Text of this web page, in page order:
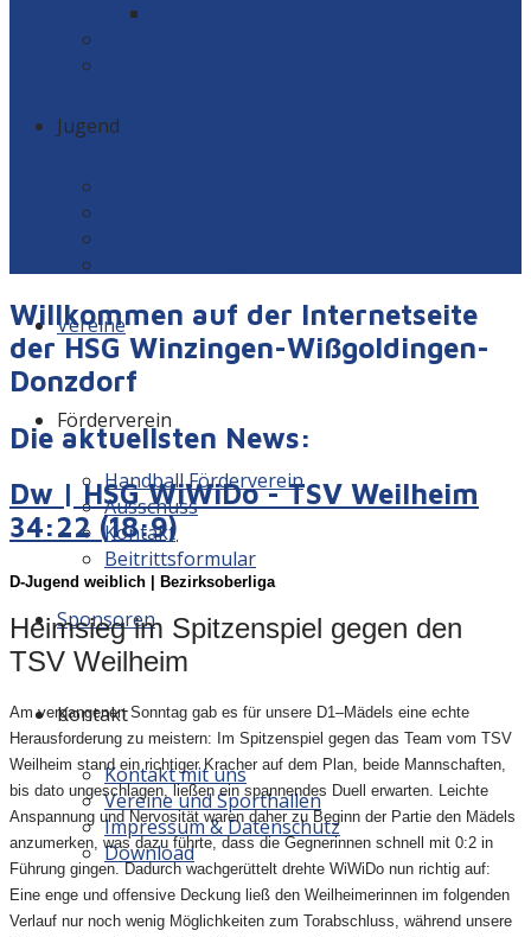
Jugend
Vereine
Förderverein
Handball Förderverein
Ausschuss
Kontakt
Beitrittsformular
Sponsoren
Kontakt
Kontakt mit uns
Vereine und Sporthallen
Impressum & Datenschutz
Download
Willkommen auf der Internetseite
der HSG Winzingen-Wißgoldingen-
Donzdorf
Die aktuellsten News:
Dw | HSG WiWiDo - TSV Weilheim
34:22 (18:9)
D-Jugend weiblich | Bezirksoberliga
Heimsieg im Spitzenspiel gegen den
TSV Weilheim
Am vergangenen Sonntag gab es für unsere D1–Mädels eine echte
Herausforderung zu meistern: Im Spitzenspiel gegen das Team vom TSV
Weilheim stand ein richtiger Kracher auf dem Plan, beide Mannschaften,
bis dato ungeschlagen, ließen ein spannendes Duell erwarten. Leichte
Anspannung und Nervosität waren daher zu Beginn der Partie den Mädels
anzumerken, was dazu führte, dass die Gegnerinnen schnell mit 0:2 in
Führung gingen. Dadurch wachgerüttelt drehte WiWiDo nun richtig auf:
Eine enge und offensive Deckung ließ den Weilheimerinnen im folgenden
Verlauf nur noch wenig Möglichkeiten zum Torabschluss, während unsere